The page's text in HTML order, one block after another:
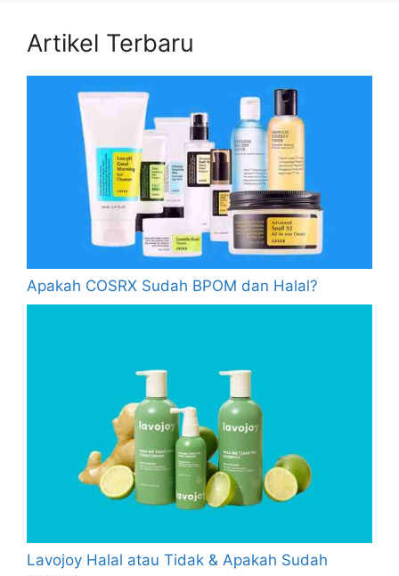
Artikel Terbaru
Apakah COSRX Sudah BPOM dan Halal?
Lavojoy Halal atau Tidak & Apakah Sudah